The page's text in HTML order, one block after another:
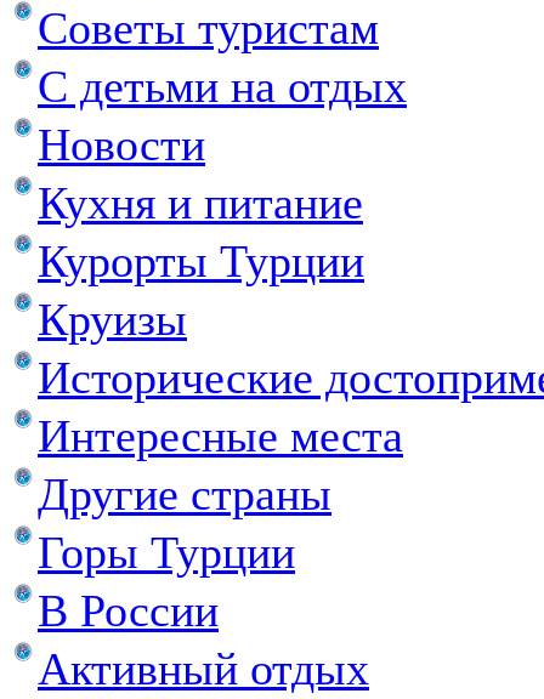
Советы туристам
С детьми на отдых
Новости
Кухня и питание
Курорты Турции
Круизы
Исторические
Интересные места
Другие страны
Горы Турции
В России
Активный отдых